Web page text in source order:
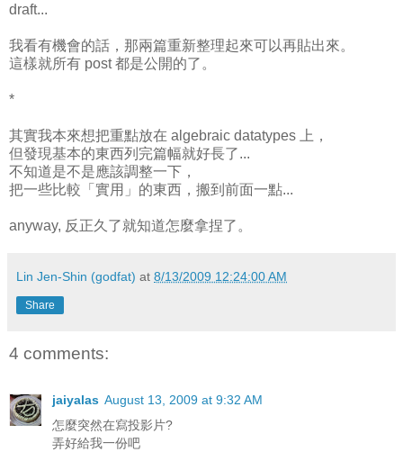
draft...
我看有機會的話，那兩篇重新整理起來可以再貼出來。
這樣就所有 post 都是公開的了。
*
其實我本來想把重點放在 algebraic datatypes 上，
但發現基本的東西列完篇幅就好長了...
不知道是不是應該調整一下，
把一些比較「實用」的東西，搬到前面一點...
anyway, 反正久了就知道怎麼拿捏了。
Lin Jen-Shin (godfat) at 8/13/2009 12:24:00 AM
Share
4 comments:
jaiyalas August 13, 2009 at 9:32 AM
怎麼突然在寫投影片?
弄好給我一份吧